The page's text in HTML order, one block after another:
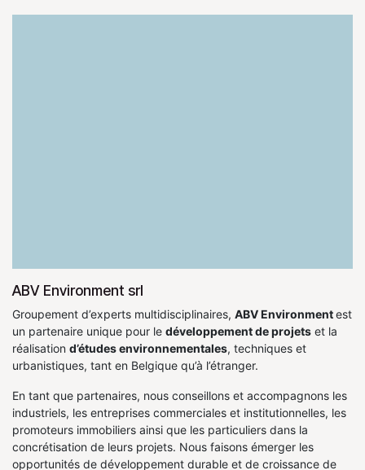
ABV Environment srl
Groupement d’experts multidisciplinaires, ABV Environmentest
un partenaire unique pour le développement de projets et la
réalisation d’études environnementales, techniques et
urbanistiques, tant en Belgique qu’à l’étranger.
En tant que partenaires, nous conseillons et accompagnons les
industriels, les entreprises commerciales et institutionnelles, les
promoteurs immobiliers ainsi que les particuliers dans la
concrétisation de leurs projets. Nous faisons émerger les
opportunités de développement durable et de croissance de